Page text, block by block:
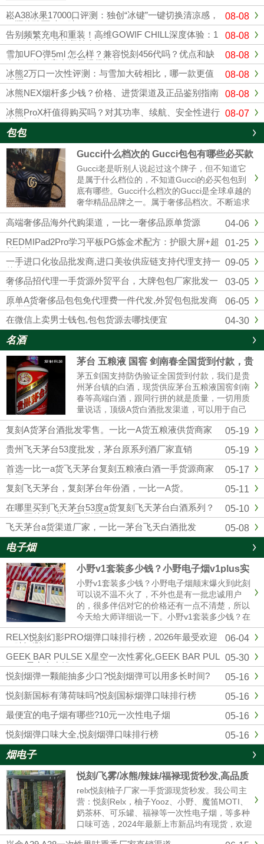
定期清理冷凝液、这样可以使你的烟杆寿命更
长，使用的时间更久。与其它电子烟产品相比，
柚子电子烟设计灵活，充电方式更简单。只需插
入充电电源，确保电子烟...
08-08
崧A38冰果17000口评测：独创“冰键”一键切换清凉感，
一瓶体验两种口味！
08-08
告别频繁充电和重装！高维GOWIF CHILL深度体验：1
8000超长续航能坚持多久？
08-08
雪加UFO弹5ml 怎么样？兼容悦刻456代吗？优点和缺
点在一篇文章中解释得很清楚
08-08
冰熊2万口一次性评测：与雪加大砖相比，哪一款更值
得买？
08-08
冰熊NEX烟杆多少钱？价格、进货渠道及正品鉴别指南
08-07
冰熊ProX杆值得购买吗？对其功率、续航、安全性进行
详细评估
包包
Gucci什么档次的 Gucci包包有哪些必买款
Gucci老是听别人说起过这个牌子，但不知道它
是属于什么档位的，不知道Gucci的必买包包到
底有哪些。Gucci什么档次的Gucci是全球卓越的
奢华精品品牌之一。属于奢侈品档次。不断追求
革新与卓越，以独有的现代视野重新演绎与影响
时尚演进。古驰在创作总监亚力山卓·米开理全
新视角的引......
04-06
高端奢侈品海外代购渠道，一比一奢侈品原单货源
01-25
REDMIPad2Pro学习平板PG炼金术配方：护眼大屏+超
长续航
09-05
一手进口化妆品批发商,进口美妆供应链支持代理支持一
件代发
03-05
奢侈品招代理一手货源外贸平台，大牌包包厂家批发一
件代发
06-05
原单A货奢侈品包包免代理费一件代发,外贸包包批发商
家货源
04-30
在微信上卖男士钱包,包包货源去哪找便宜
名酒
茅台 五粮液 国窖 剑南春全国货到付款，贵
州茅台全系列厂家批发
茅五剑国支持防伪验证全国货到付款，我们是贵
州茅台镇的白酒，现货供应茅台五粮液国窖剑南
春等高端白酒，跟同行拼的就是质量，一切用质
量说话，顶级A货白酒批发渠道，可以用于自己
收藏，可以用来送礼，可以用于请客宴请，可以
用于自饮，可以用来转卖，欢迎实体店和电商带
货的老板合作，找白酒批发渠道，一定要选择靠
谱的厂 家，选择我们贵州酱香酒业，绝对可靠。
05-19
复刻A货茅台酒批发零售。一比一A货五粮液供货商家
05-19
贵州飞天茅台53度批发，茅台原系列酒厂家直销
05-17
首选一比一a货飞天茅台复刻五粮液白酒一手货源商家
市场
05-11
复刻飞天茅台，复刻茅台年份酒，一比一A货。
05-10
在哪里买到飞天茅台53度a货复刻飞天茅台白酒系列？
1：1五粮液a货一手货源渠道
05-08
飞天茅台a货渠道厂家，一比一茅台飞天白酒批发
电子烟
小野v1套装多少钱？小野电子烟v1plus实
体店售价
小野v1套装多少钱？小野电子烟颠末爆火到此刻
可以说不温不火了，不外也是有一批忠诚用户
的，很多伴侣对它的价格还有一点不清楚，所以
今天给大师详细说一下。小野v1套装多少钱？在
官方公布的售价来看，小野v1（1主机+3换弹）
299元一套，去小野实体店也是这个价格。微商
的话可能便宜一点，......
06-04
RELX悦刻幻影PRO烟弹口味排行榜，2026年最受欢迎
口味评测
05-30
GEEK BAR PULSE X星空一次性雾化,GEEK BAR PUL
SE X星空多少钱
05-16
悦刻烟弹一颗能抽多少口?悦刻烟弹可以用多长时间?
05-16
悦刻新国标有薄荷味吗?悦刻国标烟弹口味排行榜
05-16
最便宜的电子烟有哪些?10元一次性电子烟
05-16
悦刻烟弹口味大全,悦刻烟弹口味排行榜
烟电子
悦刻/飞雾/冰熊/辣妹/福禄现货秒发,高品质
电子烟厂家拿货 售后无忧
relx悦刻柚子厂家一手货源现货秒发。我公司主
营：悦刻Relx，柚子Yooz、小野、魔笛MOTI、
奶茶杯、可乐罐、福禄等一次性电子烟，等多种
口味可选，2024年最新上市新品均有现货，欢迎
咨询我们报价。品牌电子烟代理拿货批发，悦刻